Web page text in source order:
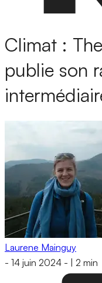
Climat :
publie son
Laurene Mainguy
- 14 juin 2024 - 2 min